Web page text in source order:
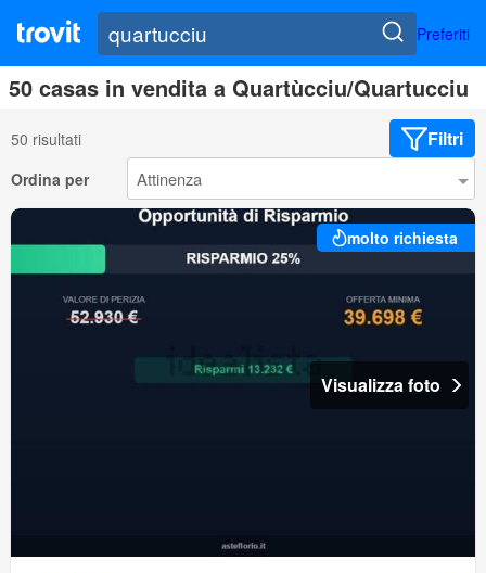
Preferiti
50 casas in vendita a Quartùcciu/Quartucciu
50 risultati Filtri
Ordina per
molto richiesta
Visualizza foto